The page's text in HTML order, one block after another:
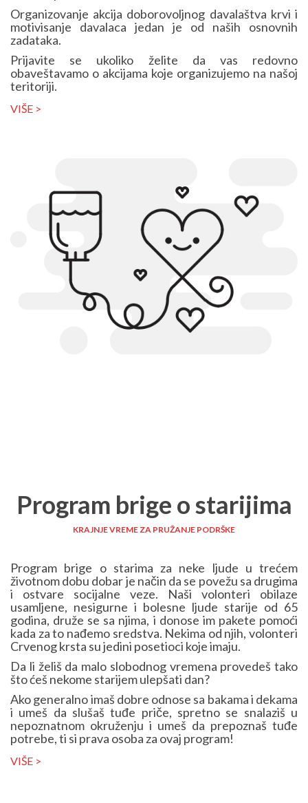
Organizovanje akcija doborovoljnog davalaštva krvi i
motivisanje davalaca jedan je od naših osnovnih
zadataka.
Prijavite se ukoliko želite da vas redovno
obaveštavamo o akcijama koje organizujemo na našoj
teritoriji.
VIŠE >
Program brige o starijima
KRAJNJE VREME ZA PRUŽANJE PODRŠKE
Program brige o starima za neke ljude u trećem
životnom dobu dobar je način da se povežu sa drugima
i ostvare socijalne veze. Naši volonteri obilaze
usamljene, nesigurne i bolesne ljude starije od 65
godina, druže se sa njima, i donose im pakete pomoći
kada za to nađemo sredstva. Nekima od njih, volonteri
Crvenog krsta su jedini posetioci koje imaju.
Da li želiš da malo slobodnog vremena provedeš tako
što ćeš nekome starijem ulepšati dan?
Ako generalno imaš dobre odnose sa bakama i dekama
i umeš da slušaš tuđe priče, spretno se snalaziš u
nepoznatnom okruženju i umeš da prepoznaš tuđe
potrebe, ti si prava osoba za ovaj program!
VIŠE >